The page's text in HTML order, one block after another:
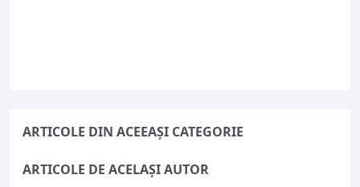
ARTICOLE DIN ACEEAȘI CATEGORIE
ARTICOLE DE ACELAȘI AUTOR